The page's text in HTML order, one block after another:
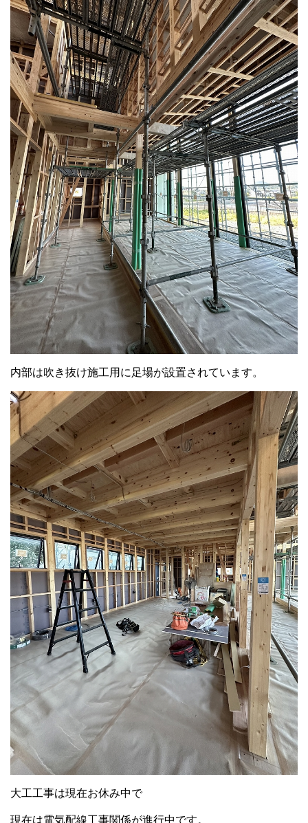
内部は吹き抜け施工用に足場が設置されています。
大工工事は現在お休み中で
現在は電気配線工事関係が進行中です。